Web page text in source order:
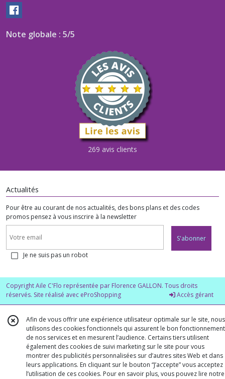
Note globale : 5/5
269 avis clients
Actualités
Pour être au courant de nos actualités, des bons plans et des codes
promos pensez à vous inscrire à la newsletter
S'abonner
Je ne suis pas un robot
Copyright Aile C'Flo représentée par Florence GALLON. Tous droits
réservés. Site réalisé avec eProShopping Accès gérant
Afin de vous offrir une expérience utilisateur optimale sur le site, nous
utilisons des cookies fonctionnels qui assurent le bon fonctionnement
de nos services et en mesurent l’audience. Certains tiers utilisent
également des cookies de suivi marketing sur le site pour vous
montrer des publicités personnalisées sur d’autres sites Web et dans
leurs applications. En cliquant sur le bouton “J’accepte” vous acceptez
l’utilisation de ces cookies. Pour en savoir plus, vous pouvez lire notre